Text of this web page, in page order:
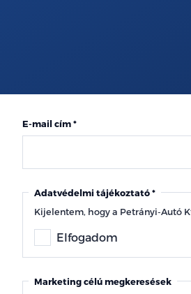
E-mail cím
Adatvédelmi tájékoztató
Kijelentem, hogy a Petrányi-Autó
Elfogadom
Marketing célú megkeresések